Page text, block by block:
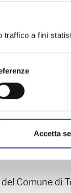
traffico a fini
Accetta
Comune di
e divorzio
di Torre del
Comune di